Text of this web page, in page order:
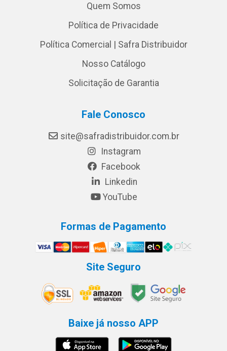
Quem Somos
Política de Privacidade
Política Comercial | Safra Distribuidor
Nosso Catálogo
Solicitação de Garantia
Fale Conosco
site@safradistribuidor.com.br
Instagram
Facebook
Linkedin
YouTube
Formas de Pagamento
Site Seguro
Baixe já nosso APP